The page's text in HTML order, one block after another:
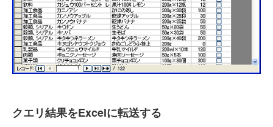
クエリ結果をExcelに転送する